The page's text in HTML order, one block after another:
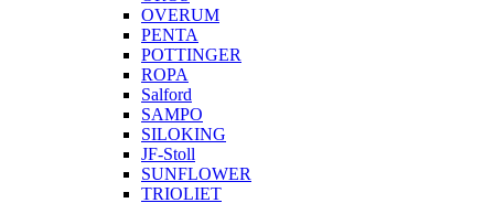
OVERUM
PENTA
POTTINGER
ROPA
Salford
SAMPO
SILOKING
JF-Stoll
SUNFLOWER
TRIOLIET